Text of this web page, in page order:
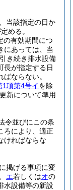
当該指定の日か
める。
の有効期間につ
にあっては、当
き続き排水設備
長が指定する日
ならない。
1項第4号イを除
新について準用
令並びにこの条
ろにより、適正
ければならな
に掲げる事項に変
エ若しくはオの
水設備等の新設